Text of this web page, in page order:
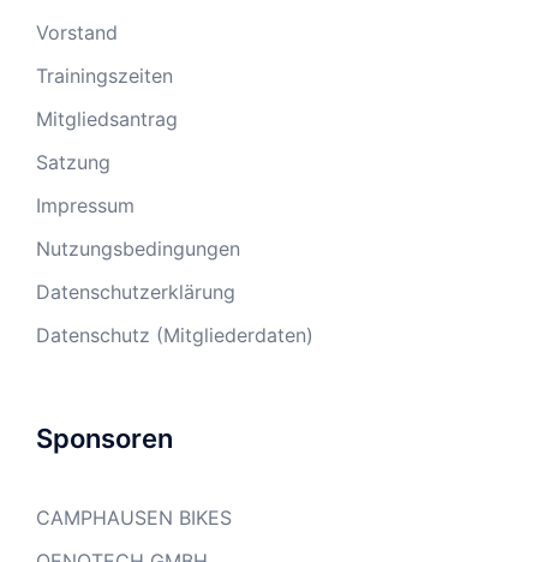
Vorstand
Trainingszeiten
Mitgliedsantrag
Satzung
Impressum
Nutzungsbedingungen
Datenschutzerklärung
Datenschutz (Mitgliederdaten)
Sponsoren
CAMPHAUSEN BIKES